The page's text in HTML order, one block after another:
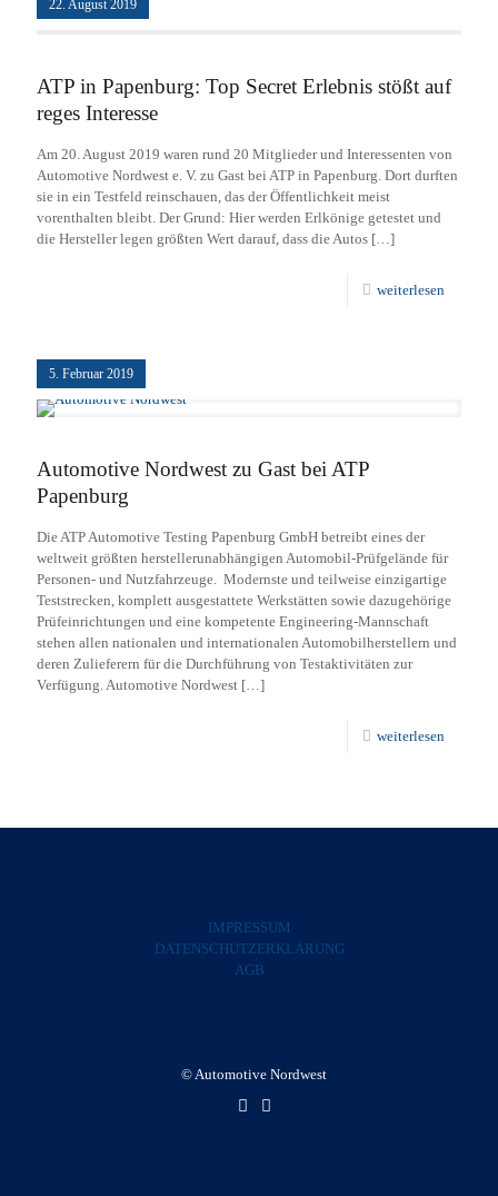
22. August 2019
ATP in Papenburg: Top Secret Erlebnis stößt auf
reges Interesse
Am 20. August 2019 waren rund 20 Mitglieder und Interessenten von
Automotive Nordwest e. V. zu Gast bei ATP in Papenburg. Dort durften
sie in ein Testfeld reinschauen, das der Öffentlichkeit meist
vorenthalten bleibt. Der Grund: Hier werden Erlkönige getestet und
die Hersteller legen größten Wert darauf, dass die Autos […]
weiterlesen
5. Februar 2019
Automotive Nordwest zu Gast bei ATP
Papenburg
Die ATP Automotive Testing Papenburg GmbH betreibt eines der
weltweit größten herstellerunabhängigen Automobil-Prüfgelände für
Personen- und Nutzfahrzeuge. Modernste und teilweise einzigartige
Teststrecken, komplett ausgestattete Werkstätten sowie dazugehörige
Prüfeinrichtungen und eine kompetente Engineering-Mannschaft
stehen allen nationalen und internationalen Automobilherstellern und
deren Zulieferern für die Durchführung von Testaktivitäten zur
Verfügung. Automotive Nordwest […]
weiterlesen
IMPRESSUM
DATENSCHUTZERKLÄRUNG
AGB
© Automotive Nordwest